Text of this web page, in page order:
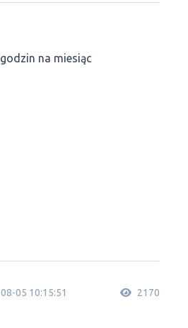
na miesiąc
05 10:15:51 2170